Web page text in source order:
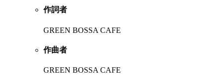
作詞者
GREEN BOSSA CAFE
作曲者
GREEN BOSSA CAFE